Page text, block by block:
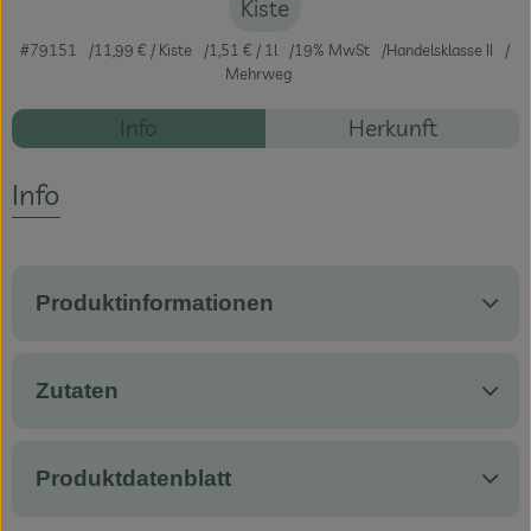
Veranstaltungen
Kiste
#79151 11,99 € / Kiste 1,51 € / 1l 19% MwSt
Handelsklasse II
Mehrweg
Rezepte
Info Herkunft
Info
Produktinformationen
Zutaten
Produktdatenblatt